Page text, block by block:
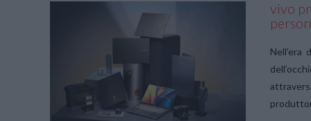
VIEW POST
vivo
Nell’era